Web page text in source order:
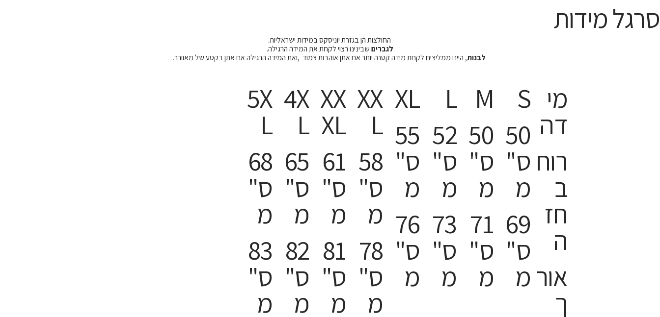
סרגל מידות
החולצות הן בגזרת יוניסקס במידות ישראליות.
לגבריםשבינינו רצוי לקחת את המידה הרגילה.
לבנות, היינו ממליצים לקחת מידה קטנה יותר אם אתן אוהבות צמוד ,ואת המידה הרגילה אם אתן בקטע של מאוורר.
5X
L
68
ס"
מ
83
ס"
מ
4X
L
65
ס"
מ
82
ס"
מ
XX
XL
61
ס"
מ
81
ס"
מ
XX
L
58
ס"
מ
78
ס"
מ
XL
55
ס"
מ
76
ס"
מ
L
52
ס"
מ
73
ס"
מ
M
50
ס"
מ
71
ס"
מ
S
50
ס"
מ
69
ס"
מ
מי
דה
רוח
ב
חז
ה
אור
ך